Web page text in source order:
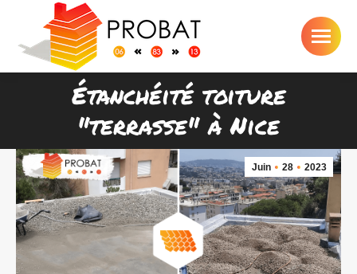
Étanchéité toiture
"terrasse" à Nice
Vous êtes ici :
Juin 28 2023